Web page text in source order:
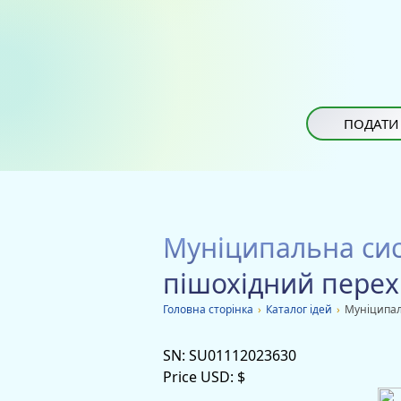
Муніципальна
пішохідний
Головна сторiнка › Каталог ідей ›
SN: SU01112023630
Price USD: $